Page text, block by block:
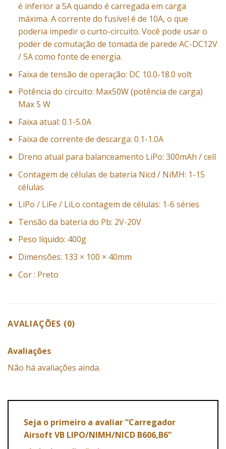
é inferior a 5A quando é carregada em carga
máxima. A corrente do fusível é de 10A, o que
poderia impedir o curto-circuito. Você pode usar o
poder de comutação de tomada de parede AC-DC12V
/ 5A como fonte de energia.
Faixa de tensão de operação: DC 10.0-18.0 volt
Potência do circuito: Max50W (potência de carga)
Max 5 W
Faixa atual: 0.1-5.0A
Faixa de corrente de descarga: 0.1-1.0A
Dreno atual para balanceamento LiPo: 300mAh / cell
Contagem de células de bateria Nicd / NiMH: 1-15
células
LiPo / LiFe / LiLo contagem de células: 1-6 séries
Tensão da bateria do Pb: 2V-20V
Peso líquido: 400g
Dimensões: 133 × 100 × 40mm
Cor : Preto
AVALIAÇÕES (0)
Avaliações
Não há avaliações ainda.
Seja o primeiro a avaliar “Carregador
Airsoft VB LIPO/NIMH/NICD B606,B6”